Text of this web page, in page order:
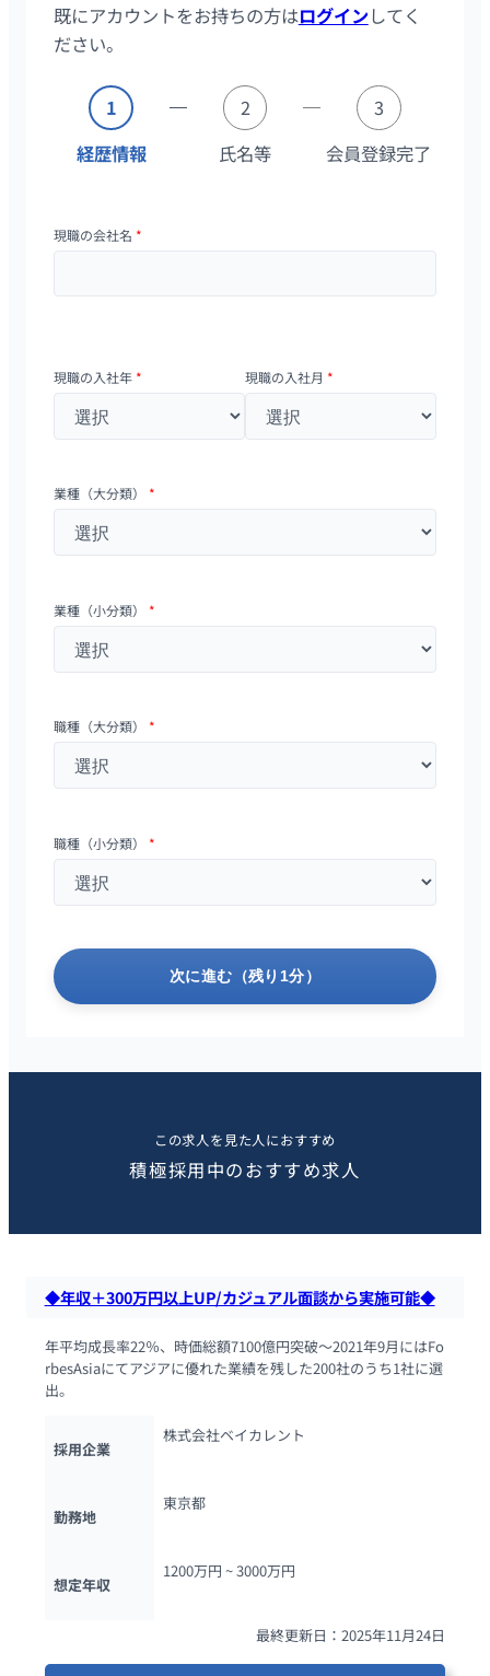
既にアカウントをお持ちの方はログインしてく
ださい。
1
経歴情報
2
氏名等
3
会員登録完了
現職の会社名 *
現職の入社年 * 現職の入社月 *
業種（大分類） *
業種（小分類） *
職種（大分類） *
職種（小分類） *
次に進む（残り1分）
この求人を見た人におすすめ
積極採用中のおすすめ求人
◆年収＋300万円以上UP/カジュアル面談から実施可能◆
年平均成長率22％、時価総額7100億円突破～2021年9月にはFo
rbesAsiaにてアジアに優れた業績を残した200社のうち1社に選
出。
採用企業
株式会社ベイカレント
勤務地
東京都
想定年収
1200万円 ~ 3000万円
最終更新日：2025年11月24日